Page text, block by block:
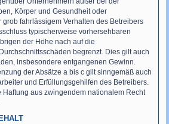
Körper und Gesundheit oder
grob fahrlässigem Verhalten des Betreibers
typischerweise vorhersehbaren
der Höhe nach auf die
begrenzt. Dies gilt auch
insbesondere entgangenen Gewinn.
der Absätze a bis c gilt sinngemäß auch
und Erfüllungsgehilfen des Betreibers.
Haftung aus zwingendem nationalem Recht